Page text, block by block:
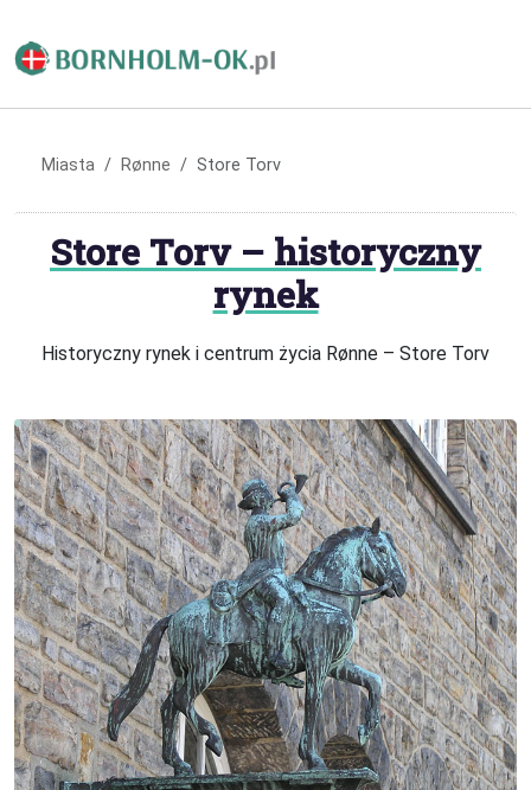
Miasta Rønne Store Torv
Store Torv – historyczny
rynek
Historyczny rynek i centrum życia Rønne – Store Torv